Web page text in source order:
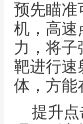
预先瞄准
机，高速
力，将
靶进行速
体，方能
提升